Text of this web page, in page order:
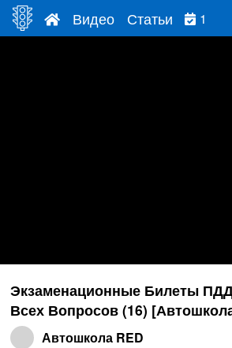
Видео Статьи 1
Экзаменационные Билеты
Всех Вопросов (16)
Автошкола RED